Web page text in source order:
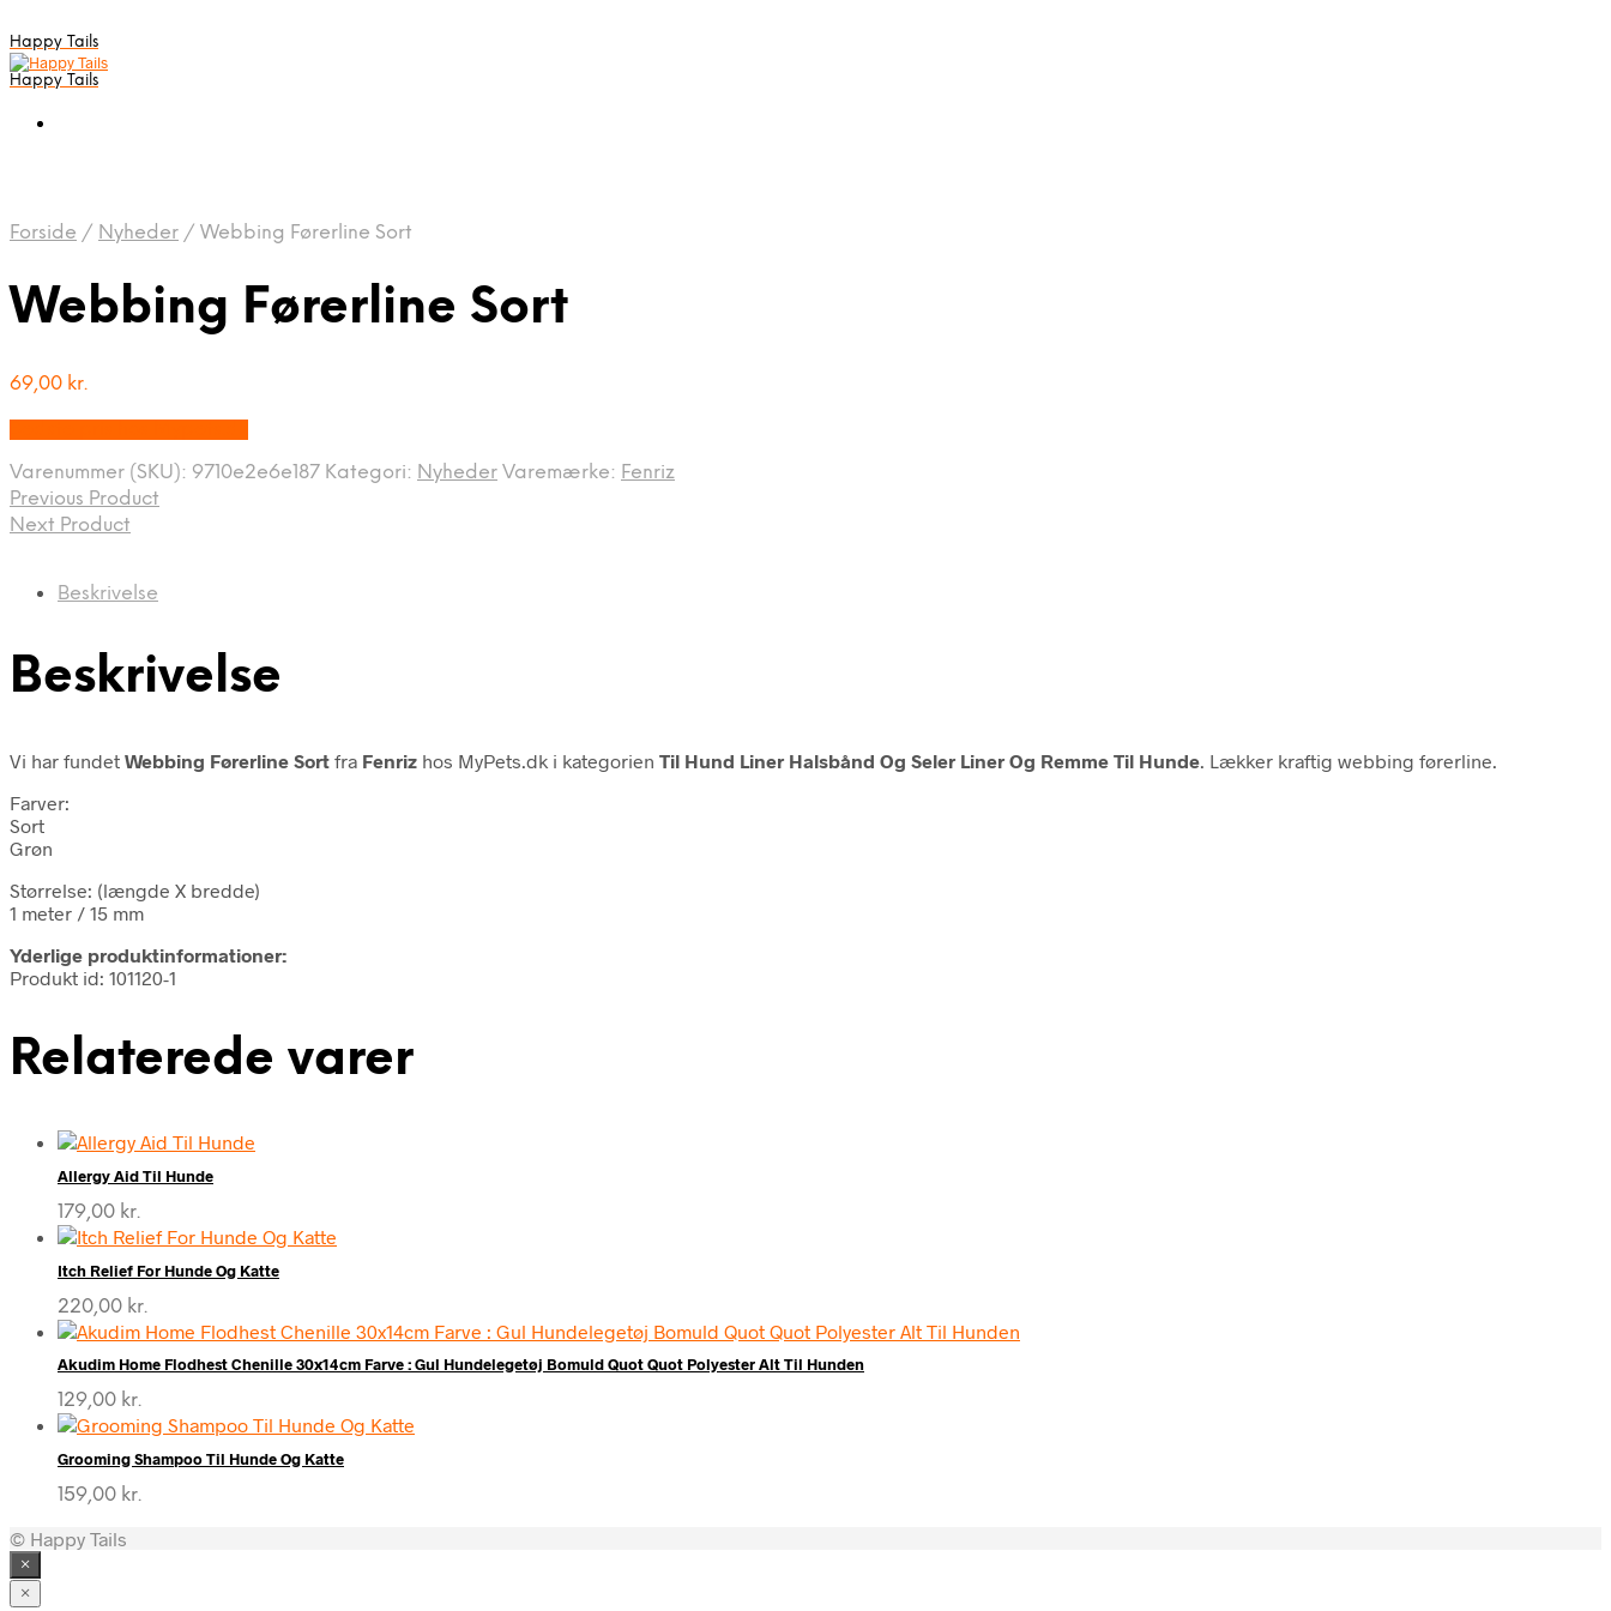
Happy Tails
Happy Tails
Forside / Nyheder / Webbing Førerline Sort
Webbing Førerline Sort
69,00 kr.
Varenummer (SKU): 9710e2e6e187 Kategori: Nyheder Varemærke: Fenriz
Previous Product
Next Product
Beskrivelse
Beskrivelse
Vi har fundet Webbing Førerline Sort fra Fenriz hos MyPets.dk i kategorien Til Hund Liner Halsbånd Og Seler Liner Og Remme Til Hunde . Lækker kraftig webbing førerline.
Farver:
Sort
Grøn
Størrelse: (længde X bredde)
1 meter / 15 mm
Yderlige produktinformationer:
Produkt id: 101120-1
Relaterede varer
Allergy Aid Til Hunde
179,00 kr.
Itch Relief For Hunde Og Katte
220,00 kr.
Akudim Home Flodhest Chenille 30x14cm Farve : Gul Hundelegetøj Bomuld Quot Quot Polyester Alt Til Hunden
129,00 kr.
Grooming Shampoo Til Hunde Og Katte
159,00 kr.
© Happy Tails
×
×